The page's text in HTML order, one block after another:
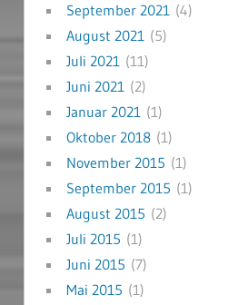
September 2021(4)
August 2021(5)
Juli 2021(11)
Juni 2021(2)
Januar 2021(1)
Oktober 2018(1)
November 2015 (1)
September 2015 (1)
August 2015 (2)
Juli 2015 (1)
Juni 2015 (7)
Mai 2015 (1)